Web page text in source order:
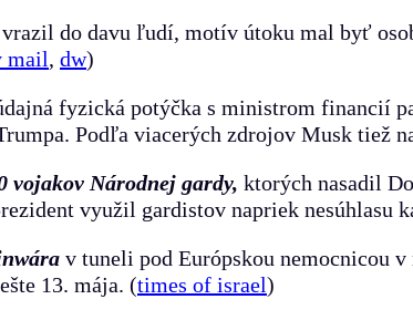
vrazil do davu ľudí, motív útoku mal byť
mail, dw)
fyzická potýčka s ministrom financií
Podľa viacerých zdrojov Musk tiež
vojakov Národnej gardy, ktorých nasadil
využil gardistov napriek nesúhlasu
v tuneli pod Európskou nemocnicou v
13. mája. (times of israel)